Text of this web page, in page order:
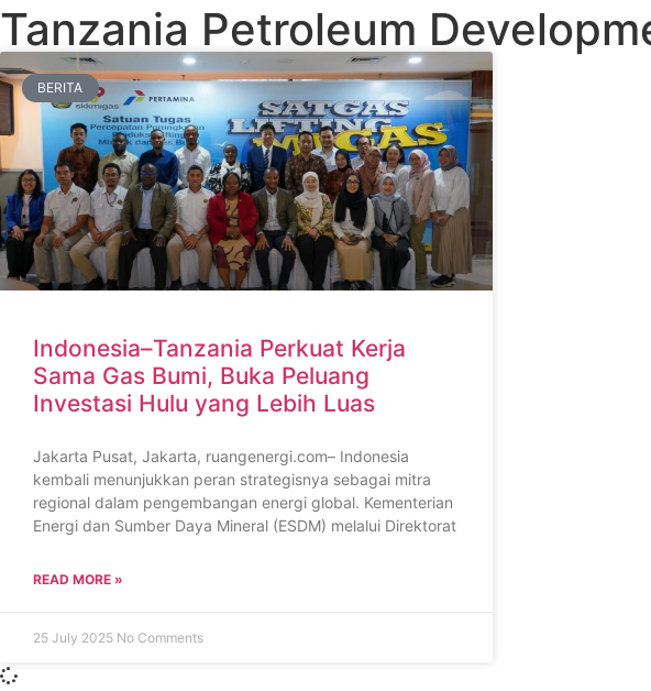
Tanzania Petroleum
BERITA
Indonesia–Tanzania Perkuat Kerja
Sama Gas Bumi, Buka Peluang
Investasi Hulu yang Lebih Luas
Jakarta Pusat, Jakarta, ruangenergi.com– Indonesia
kembali menunjukkan peran strategisnya sebagai mitra
regional dalam pengembangan energi global. Kementerian
Energi dan Sumber Daya Mineral (ESDM) melalui Direktorat
READ MORE »
25 July 2025 No Comments